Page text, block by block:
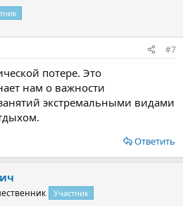
#7
потере. Это
нам о важности
экстремальными видами
Ответить
Участник